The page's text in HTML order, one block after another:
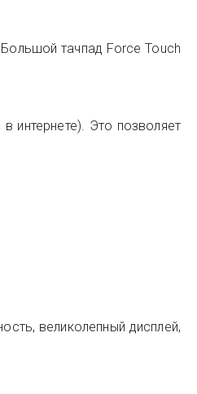
тачпад Force Touch
интернете). Это позволяет
великолепный дисплей,